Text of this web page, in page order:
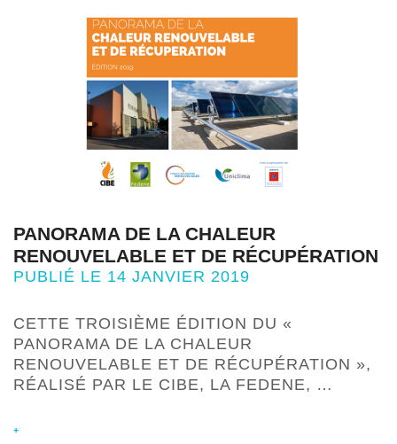
PANORAMA DE LA CHALEUR
RENOUVELABLE ET DE RÉCUPÉRATION
PUBLIÉ LE 14 JANVIER 2019
CETTE TROISIÈME ÉDITION DU «
PANORAMA DE LA CHALEUR
RENOUVELABLE ET DE RÉCUPÉRATION »,
RÉALISÉ PAR LE CIBE, LA FEDENE, …
+